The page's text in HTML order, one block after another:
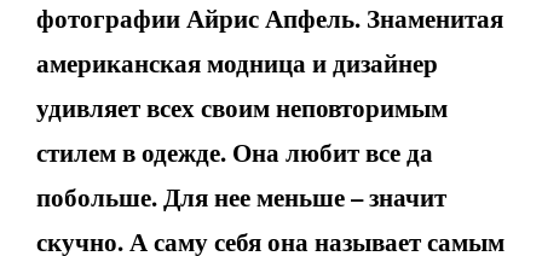
фотографии Айрис Апфель. Знаменитая
американская модница и дизайнер
удивляет всех своим неповторимым
стилем в одежде. Она любит все да
побольше. Для нее меньше – значит
скучно. А саму себя она называет самым